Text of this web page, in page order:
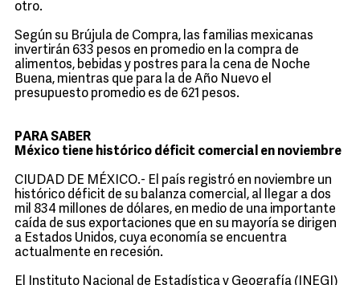
otro.
Según su Brújula de Compra, las familias mexicanas
invertirán 633 pesos en promedio en la compra de
alimentos, bebidas y postres para la cena de Noche
Buena, mientras que para la de Año Nuevo el
presupuesto promedio es de 621 pesos.
PARA SABER
México tiene histórico déficit comercial en noviembre
CIUDAD DE MÉXICO.- El país registró en noviembre un
histórico déficit de su balanza comercial, al llegar a dos
mil 834 millones de dólares, en medio de una importante
caída de sus exportaciones que en su mayoría se dirigen
a Estados Unidos, cuya economía se encuentra
actualmente en recesión.
El Instituto Nacional de Estadística y Geografía (INEGI)